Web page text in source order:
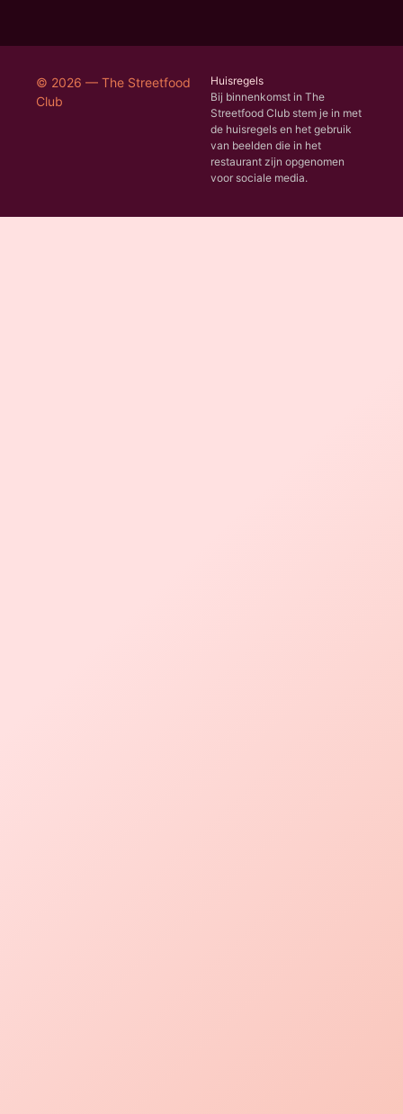
© 2026 — The Streetfood
Club
Huisregels
Bij binnenkomst in The
Streetfood Club stem je in met
de huisregels en het gebruik
van beelden die in het
restaurant zijn opgenomen
voor sociale media.